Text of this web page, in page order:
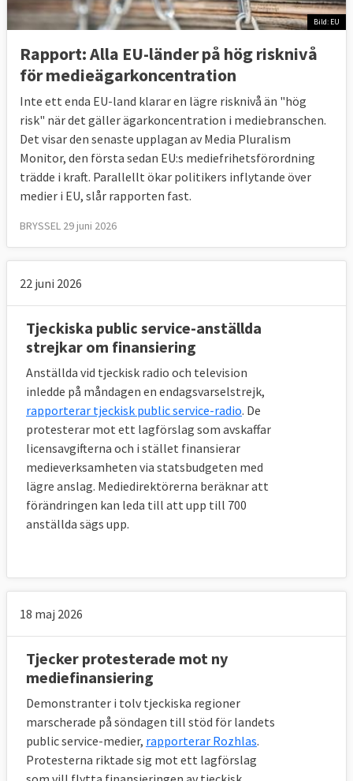
och mångfald är införlivad i EU: s stadga om
de grundläggande rättigheterna men
stadgan gäller endast när medlemsstaterna
genomför EU-lagstiftning.
Kommissionen stöder initiativ som bland
annat kartlägger mediefriheten i EU, bistår
journalister och sprider kunskap om
mediefrihet.
Källa: EU-kommissionens besked i mail till
Europaportalen 14 maj 2019.
Bild: EU
Rapport: Alla EU-länder på hög risknivå
för medieägarkoncentration
Inte ett enda EU-land klarar en lägre risknivå än "hög
risk" när det gäller ägarkoncentration i mediebranschen.
Det visar den senaste upplagan av Media Pluralism
Monitor, den första sedan EU:s mediefrihetsförordning
trädde i kraft. Parallellt ökar politikers inflytande över
medier i EU, slår rapporten fast.
BRYSSEL 29 juni 2026
22 juni 2026
Tjeckiska public service-anställda
strejkar om finansiering
Anställda vid tjeckisk radio och television
inledde på måndagen en endagsvarselstrejk,
rapporterar tjeckisk public service-radio. De
protesterar mot ett lagförslag som avskaffar
licensavgifterna och i stället finansierar
medieverksamheten via statsbudgeten med
lägre anslag. Mediedirektörerna beräknar att
förändringen kan leda till att upp till 700
anställda sägs upp.
18 maj 2026
Tjecker protesterade mot ny
mediefinansiering
Demonstranter i tolv tjeckiska regioner
marscherade på söndagen till stöd för landets
public service-medier, rapporterar Rozhlas.
Protesterna riktade sig mot ett lagförslag